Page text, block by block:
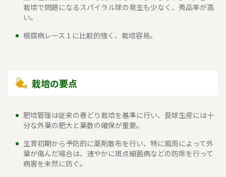
栽培で問題になるスパイラル球の発生も少なく、秀品率が高
い。
根腐病レース１に比較的強く、栽培容易。
栽培の要点
肥培管理は従来の春どり栽培を基準に行い、良球生産には十
分な外葉の肥大と葉数の確保が重要。
生育初期から予防的に薬剤散布を行い、特に風雨によって外
葉が傷んだ場合は、速やかに斑点細菌病などの防除を行って
病害を未然に防ぐ。